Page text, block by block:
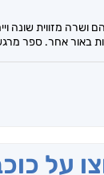
מזווית שונה
באור אחר. ספר
על